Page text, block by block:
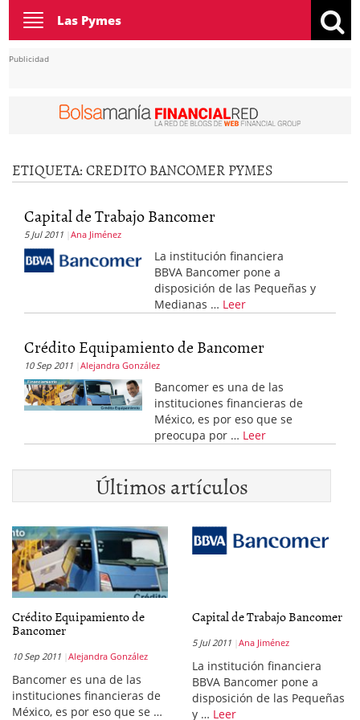
Toggle
navigation
Las Pymes
Publicidad
ETIQUETA:CREDITO BANCOMER PYMES
Capital de Trabajo Bancomer
5 Jul 2011 Ana Jiménez
La institución financiera
BBVA Bancomer pone a
disposición de las Pequeñas y
Medianas … Leer
Crédito Equipamiento de Bancomer
10 Sep 2011 Alejandra González
Bancomer es una de las
instituciones financieras de
México, es por eso que se
preocupa por … Leer
Últimos artículos
Crédito Equipamiento de
Bancomer
10 Sep 2011 Alejandra González
Bancomer es una de las
instituciones financieras de
México, es por eso que se …
Capital de Trabajo Bancomer
5 Jul 2011 Ana Jiménez
La institución financiera
BBVA Bancomer pone a
disposición de las Pequeñas
y … Leer